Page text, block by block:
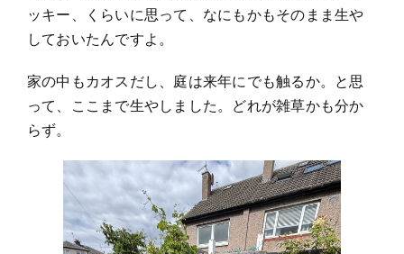
ッキー、くらいに思って、なにもかもそのまま生や
しておいたんですよ。
家の中もカオスだし、庭は来年にでも触るか。と思
って、ここまで生やしました。どれが雑草かも分か
らず。